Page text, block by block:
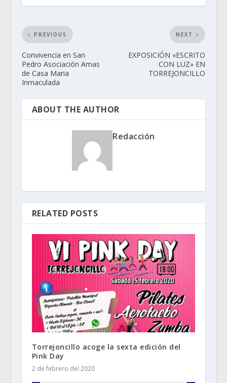
PREVIOUS
Convivencia en San
Pedro Asociación Amas
de Casa Maria
Inmaculada
NEXT
EXPOSICIÓN «ESCRITO
CON LUZ» EN
TORREJONCILLO
ABOUT THE AUTHOR
Redacción
RELATED POSTS
Torrejoncillo acoge la sexta edición del
Pink Day
2 de febrero del 2020